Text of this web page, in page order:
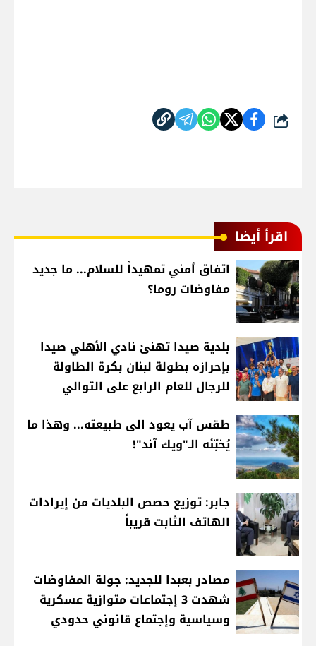
شارك
اقرأ أيضا
اتفاق أمني تمهيداً للسلام... ما جديد
مفاوضات روما؟
بلدية صيدا تهنئ نادي الأهلي صيدا
بإحرازه بطولة لبنان بكرة الطاولة
للرجال للعام الرابع على التوالي
طقس آب يعود الى طبيعته... وهذا ما
يُخبّئه الـ"ويك آند"!
جابر: توزيع حصص البلديات من إيرادات
الهاتف الثابت قريباً
مصادر بعبدا للجديد: جولة المفاوضات
شهدت 3 إجتماعات متوازية عسكرية
وسياسية وإجتماع قانوني حدودي